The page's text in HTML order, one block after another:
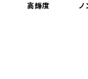
高輝度 ノ